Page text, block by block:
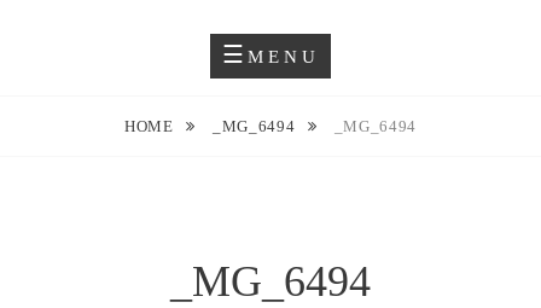
JUSTYNA EWA GROCHOWSKA
MENU
HOME _MG_6494 _MG_6494
_MG_6494